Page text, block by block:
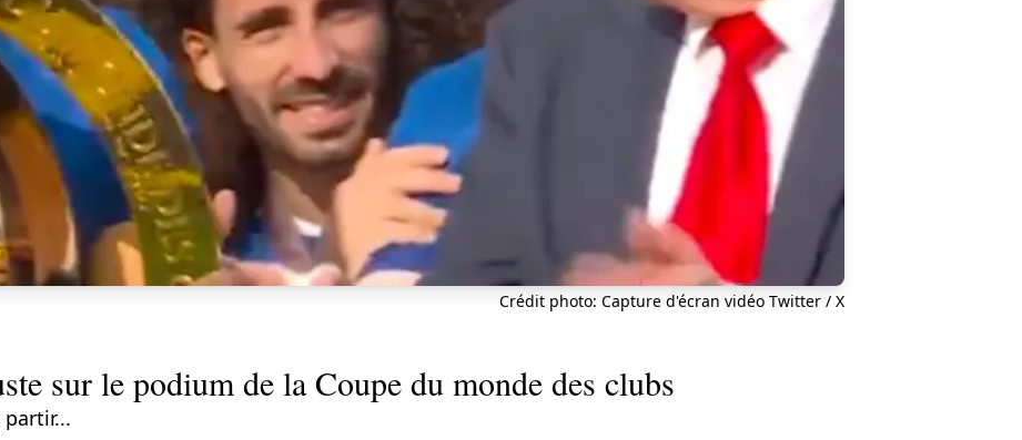
Crédit photo: Capture d'écran vidéo Twitter / X
sur le podium de la Coupe du monde des clubs